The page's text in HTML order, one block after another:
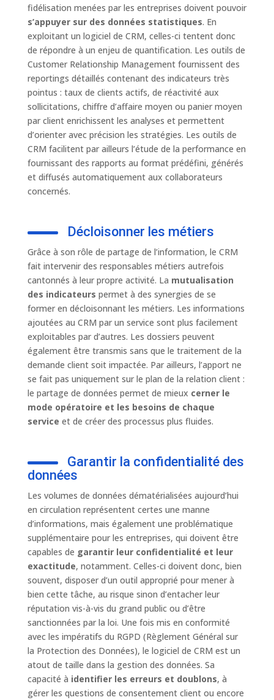
fidélisation menées par les entreprises doivent pouvoir
s’appuyer sur des données statistiques. En
exploitant un logiciel de CRM, celles-ci tentent donc
de répondre à un enjeu de quantification. Les outils de
Customer Relationship Management fournissent des
reportings détaillés contenant des indicateurs très
pointus : taux de clients actifs, de réactivité aux
sollicitations, chiffre d’affaire moyen ou panier moyen
par client enrichissent les analyses et permettent
d’orienter avec précision les stratégies. Les outils de
CRM facilitent par ailleurs l’étude de la performance en
fournissant des rapports au format prédéfini, générés
et diffusés automatiquement aux collaborateurs
concernés.
Décloisonner les métiers
Grâce à son rôle de partage de l’information, le CRM
fait intervenir des responsables métiers autrefois
cantonnés à leur propre activité. La mutualisation
des indicateurs permet à des synergies de se
former en décloisonnant les métiers. Les informations
ajoutées au CRM par un service sont plus facilement
exploitables par d’autres. Les dossiers peuvent
également être transmis sans que le traitement de la
demande client soit impactée. Par ailleurs, l’apport ne
se fait pas uniquement sur le plan de la relation client :
le partage de données permet de mieux cerner le
mode opératoire et les besoins de chaque
service et de créer des processus plus fluides.
Garantir la confidentialité des
données
Les volumes de données dématérialisées aujourd’hui
en circulation représentent certes une manne
d’informations, mais également une problématique
supplémentaire pour les entreprises, qui doivent être
capables de garantir leur confidentialité et leur
exactitude, notamment. Celles-ci doivent donc, bien
souvent, disposer d’un outil approprié pour mener à
bien cette tâche, au risque sinon d’entacher leur
réputation vis-à-vis du grand public ou d’être
sanctionnées par la loi. Une fois mis en conformité
avec les impératifs du RGPD (Règlement Général sur
la Protection des Données), le logiciel de CRM est un
atout de taille dans la gestion des données. Sa
capacité à identifier les erreurs et doublons, à
gérer les questions de consentement client ou encore